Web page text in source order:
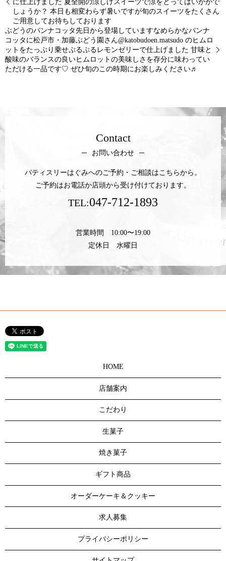
に仕上げました 夏全開️の涼しげスイーツで涼をとってはいかがで
しょうか？ 本日も相変わらず暑いですが旬のスイーツをたくさん
ご用意してお待ちしております️
ぶどうのパンナコッタ先日から登場していますなめらかなパンナ
コッタに松戸市・加藤ぶどう園さん@katobudoen.matsudo のヒムロ
ットをたっぷり乗せぷるぷるレモンゼリーで仕上げました 甘味と
酸味のバランスの良いヒムロットの美味しさを存分に味わってい
ただける一品です♡ ぜひ旬のこの時期にお楽しみください♬
Contact
お問い合わせ
パティスリーはぐみへのご予約・ご相談はこちらから。
ご予約はお電話か店頭から受け付けております。
TEL:047-712-1893
営業時間 10:00〜19:00
定休日 水曜日
HOME
店舗案内
こだわり
生菓子
焼き菓子
ギフト商品
オーダーケーキ＆クッキー
求人募集
プライバシーポリシー